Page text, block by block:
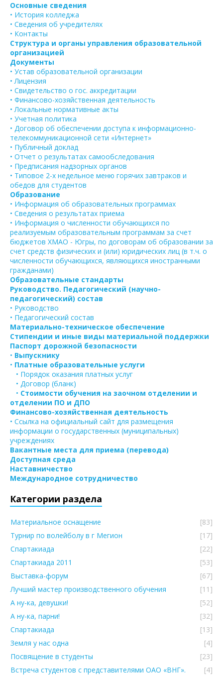
Основные сведения
• История колледжа
• Сведения об учредителях
• Контакты
Структура и органы управления образовательной
организацией
Документы
• Устав образовательной организации
• Лицензия
• Свидетельство о гос. аккредитации
• Финансово-хозяйственная деятельность
• Локальные нормативные акты
• Учетная политика
• Договор об обеспечении доступа к информационно-
телекоммуникационной сети «Интернет»
• Публичный доклад
• Отчет о результатах самообследования
• Предписания надзорных органов
• Типовое 2-х недельное меню горячих завтраков и
обедов для студентов
Образование
• Информация об образовательных программах
• Сведения о результатах приема
• Информация о численности обучающихся по
реализуемым образовательным программам за счет
бюджетов ХМАО - Югры, по договорам об образовании за
счет средств физических и (или) юридических лиц (в т.ч. о
численности обучающихся, являющихся иностранными
гражданами)
Образовательные стандарты
Руководство. Педагогический (научно-
педагогический) состав
• Руководство
• Педагогический состав
Материально-техническое обеспечение
Стипендии и иные виды материальной поддержки
Паспорт дорожной безопасности
• Выпускнику
• Платные образовательные услуги
• Порядок оказания платных услуг
• Договор (бланк)
• Стоимости обучения на заочном отделении и
отделении ПО и ДПО
Финансово-хозяйственная деятельность
• Ссылка на официальный сайт для размещения
информации о государственных (муниципальных)
учреждениях
Вакантные места для приема (перевода)
Доступная среда
Наставничество
Международное сотрудничество
Категории раздела
Материальное оснащение
[83]
Турнир по волейболу в г Мегион
[17]
Спартакиада
[22]
Спартакиада 2011
[53]
Выставка-форум
[67]
Лучший мастер производственного обучения
[11]
А ну-ка, девушки!
[52]
А ну-ка, парни!
[32]
Спартакиада
[13]
Земля у нас одна
[4]
Посвящение в студенты
[23]
Встреча студентов с представителями ОАО «ВНГ».
[4]